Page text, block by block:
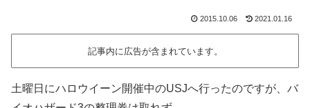
2015.10.06 2021.01.16
記事内に広告が含まれています。
土曜日にハロウイーン開催中のUSJへ行ったのですが、バ